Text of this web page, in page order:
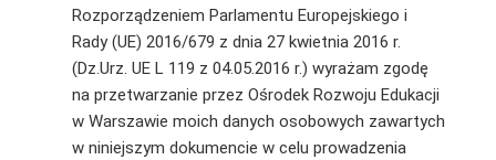
Rozporządzeniem Parlamentu Europejskiego i
Rady (UE) 2016/679 z dnia 27 kwietnia 2016 r.
(Dz.Urz. UE L 119 z 04.05.2016 r.) wyrażam zgodę
na przetwarzanie przez Ośrodek Rozwoju Edukacji
w Warszawie moich danych osobowych zawartych
w niniejszym dokumencie w celu prowadzenia